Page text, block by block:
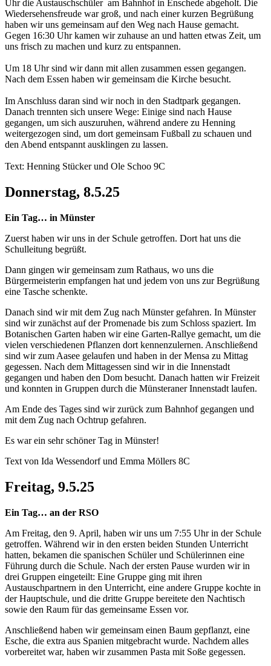
Uhr die Austauschschüler am Bahnhof in Enschede abgeholt. Die
Wiedersehensfreude war groß, und nach einer kurzen Begrüßung
haben wir uns gemeinsam auf den Weg nach Hause gemacht.
Gegen 16:30 Uhr kamen wir zuhause an und hatten etwas Zeit, um
uns frisch zu machen und kurz zu entspannen.
Um 18 Uhr sind wir dann mit allen zusammen essen gegangen.
Nach dem Essen haben wir gemeinsam die Kirche besucht.
Im Anschluss daran sind wir noch in den Stadtpark gegangen.
Danach trennten sich unsere Wege: Einige sind nach Hause
gegangen, um sich auszuruhen, während andere zu Henning
weitergezogen sind, um dort gemeinsam Fußball zu schauen und
den Abend entspannt ausklingen zu lassen.
Text: Henning Stücker und Ole Schoo 9C
Donnerstag, 8.5.25
Ein Tag… in Münster
Zuerst haben wir uns in der Schule getroffen. Dort hat uns die
Schulleitung begrüßt.
Dann gingen wir gemeinsam zum Rathaus, wo uns die
Bürgermeisterin empfangen hat und jedem von uns zur Begrüßung
eine Tasche schenkte.
Danach sind wir mit dem Zug nach Münster gefahren. In Münster
sind wir zunächst auf der Promenade bis zum Schloss spaziert. Im
Botanischen Garten haben wir eine Garten-Rallye gemacht, um die
vielen verschiedenen Pflanzen dort kennenzulernen. Anschließend
sind wir zum Aasee gelaufen und haben in der Mensa zu Mittag
gegessen. Nach dem Mittagessen sind wir in die Innenstadt
gegangen und haben den Dom besucht. Danach hatten wir Freizeit
und konnten in Gruppen durch die Münsteraner Innenstadt laufen.
Am Ende des Tages sind wir zurück zum Bahnhof gegangen und
mit dem Zug nach Ochtrup gefahren.
Es war ein sehr schöner Tag in Münster!
Text von Ida Wessendorf und Emma Möllers 8C
Freitag, 9.5.25
Ein Tag… an der RSO
Am Freitag, den 9. April, haben wir uns um 7:55 Uhr in der Schule
getroffen. Während wir in den ersten beiden Stunden Unterricht
hatten, bekamen die spanischen Schüler und Schülerinnen eine
Führung durch die Schule. Nach der ersten Pause wurden wir in
drei Gruppen eingeteilt: Eine Gruppe ging mit ihren
Austauschpartnern in den Unterricht, eine andere Gruppe kochte in
der Hauptschule, und die dritte Gruppe bereitete den Nachtisch
sowie den Raum für das gemeinsame Essen vor.
Anschließend haben wir gemeinsam einen Baum gepflanzt, eine
Esche, die extra aus Spanien mitgebracht wurde. Nachdem alles
vorbereitet war, haben wir zusammen Pasta mit Soße gegessen.